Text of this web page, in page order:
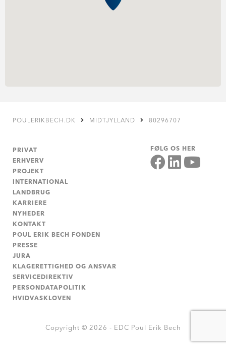
POULERIKBECH.DK MIDTJYLLAND 80296707
PRIVAT
ERHVERV
PROJEKT
INTERNATIONAL
LANDBRUG
KARRIERE
NYHEDER
KONTAKT
POUL ERIK BECH FONDEN
PRESSE
JURA
KLAGERETTIGHED OG ANSVAR
SERVICEDIREKTIV
PERSONDATAPOLITIK
HVIDVASKLOVEN
FØLG OS HER
Copyright © 2026 - EDC Poul Erik Bech